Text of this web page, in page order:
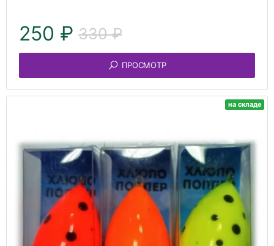
250 ₽ 330 ₽
ПРОСМОТР
на складе